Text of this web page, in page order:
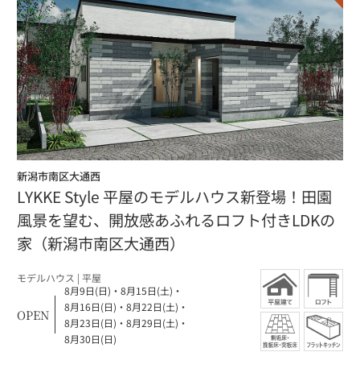
新潟市南区大通西
LYKKE Style 平屋のモデルハウス新登場！田園
風景を望む、開放感あふれるロフト付きLDKの
家（新潟市南区大通西）
モデルハウス | 平屋
OPEN
8月9日(日) ・ 8月15日(土) ・
8月16日(日) ・ 8月22日(土) ・
8月23日(日) ・ 8月29日(土) ・
8月30日(日)